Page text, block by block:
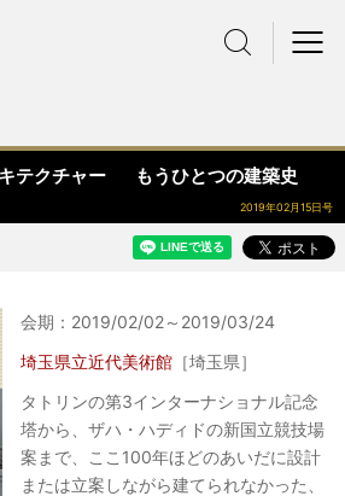
テクチャー もうひとつの建築史
2019年02月15日号
会期：2019/02/02～2019/03/24
埼玉県立近代美術館 ［埼玉県］
タトリンの第3インターナショナル記念
塔から、ザハ・ハディドの新国立競技場
案まで、ここ100年ほどのあいだに設計
または立案しながら建てられなかった、